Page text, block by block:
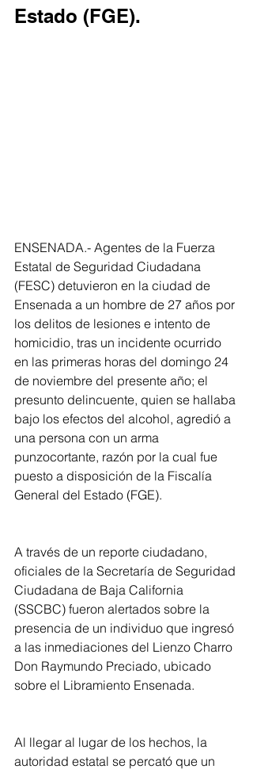
Estado (FGE).
ENSENADA.- Agentes de la Fuerza
Estatal de Seguridad Ciudadana
(FESC) detuvieron en la ciudad de
Ensenada a un hombre de 27 años por
los delitos de lesiones e intento de
homicidio, tras un incidente ocurrido
en las primeras horas del domingo 24
de noviembre del presente año; el
presunto delincuente, quien se hallaba
bajo los efectos del alcohol, agredió a
una persona con un arma
punzocortante, razón por la cual fue
puesto a disposición de la Fiscalía
General del Estado (FGE).
A través de un reporte ciudadano,
oficiales de la Secretaría de Seguridad
Ciudadana de Baja California
(SSCBC) fueron alertados sobre la
presencia de un individuo que ingresó
a las inmediaciones del Lienzo Charro
Don Raymundo Preciado, ubicado
sobre el Libramiento Ensenada.
Al llegar al lugar de los hechos, la
autoridad estatal se percató que un